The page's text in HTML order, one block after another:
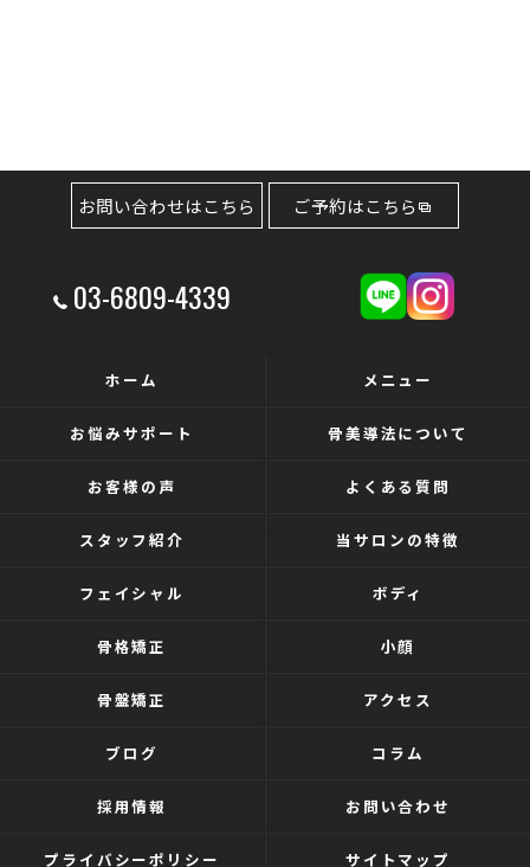
03-6809-4339
お問い合わせはこちら ご予約はこちら
ホーム メニュー
お悩みサポート 骨美導法について
お客様の声 よくある質問
スタッフ紹介 当サロンの特徴
フェイシャル ボディ
骨格矯正 小顔
骨盤矯正 アクセス
ブログ コラム
採用情報 お問い合わせ
プライバシーポリシー サイトマップ